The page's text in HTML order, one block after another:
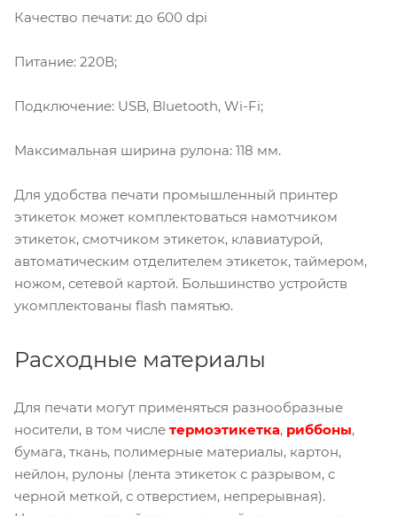
Качество печати: до 600 dpi
Питание: 220В;
Подключение: USB, Bluetooth, Wi-Fi;
Максимальная ширина рулона: 118 мм.
Для удобства печати промышленный принтер
этикеток может комплектоваться намотчиком
этикеток, смотчиком этикеток, клавиатурой,
автоматическим отделителем этикеток, таймером,
ножом, сетевой картой. Большинство устройств
укомплектованы flash памятью.
Расходные материалы
Для печати могут применяться разнообразные
носители, в том числе термоэтикетка, риббоны,
бумага, ткань, полимерные материалы, картон,
нейлон, рулоны (лента этикеток с разрывом, с
черной меткой, с отверстием, непрерывная).